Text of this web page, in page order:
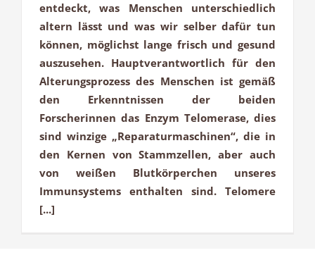
entdeckt, was Menschen unterschiedlich
altern lässt und was wir selber dafür tun
können, möglichst lange frisch und gesund
auszusehen. Hauptverantwortlich für den
Alterungsprozess des Menschen ist gemäß
den Erkenntnissen der beiden
Forscherinnen das Enzym Telomerase, dies
sind winzige „Reparaturmaschinen“, die in
den Kernen von Stammzellen, aber auch
von weißen Blutkörperchen unseres
Immunsystems enthalten sind. Telomere
[...]